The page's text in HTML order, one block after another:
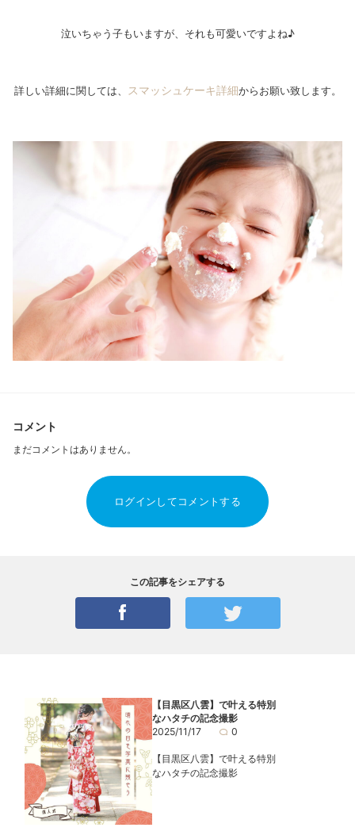
泣いちゃう子もいますが、それも可愛いですよね♪
詳しい詳細に関しては、 スマッシュケーキ詳細からお願い致します。
コメント
まだコメントはありません。
ログインしてコメントする
この記事をシェアする
【目黒区八雲】で叶える特別
なハタチの記念撮影
2025/11/17
0
【目黒区八雲】で叶える特別
なハタチの記念撮影